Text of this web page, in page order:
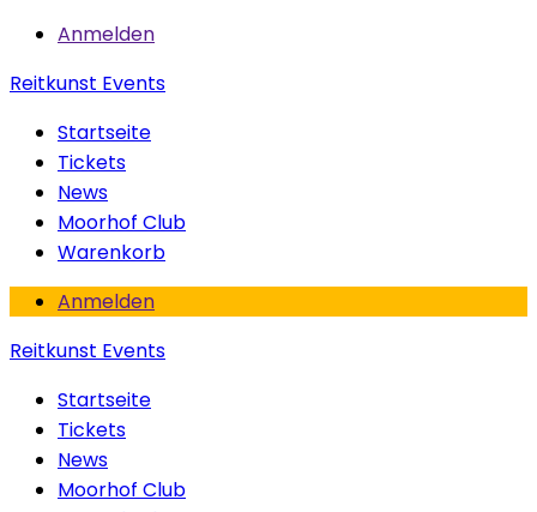
Anmelden
Reitkunst Events
Startseite
Tickets
News
Moorhof Club
Warenkorb
Anmelden
Reitkunst Events
Startseite
Tickets
News
Moorhof Club